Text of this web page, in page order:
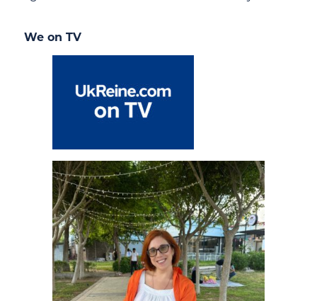
We on TV